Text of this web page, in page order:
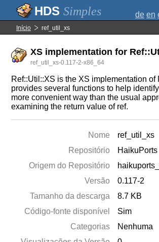
Simples de en
Início ref_util_xs
XS implementation for
ref_util_xs-0.117-2-x86_64
Ref::Util::XS is the XS implementation of
provides several functions to help
more convenient way than the usual
examining the return value of ref.
Nome
ref_util_xs
Repositório
HaikuPorts
Origem do Repositório
Versão
0.117-2
Tamanho da descarga
8.7 KB
Código-fonte disponível
Sim
Categorias
Nenhuma